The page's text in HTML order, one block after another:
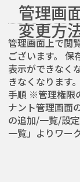
管理画
変更方
管理画面上で閲
ございます。 保
表示ができなく
きなくなります
手順 ※管理権限
ナント管理画面
の追加/一覧/設
一覧」よりワー